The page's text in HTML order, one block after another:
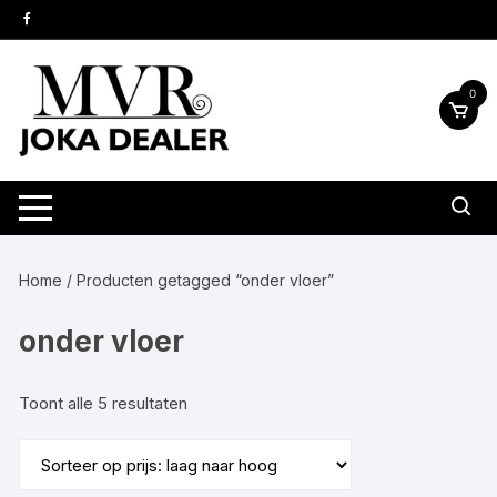
naar
inhoud
0
Home / Producten getagged “onder vloer”
onder vloer
Toont alle 5 resultaten